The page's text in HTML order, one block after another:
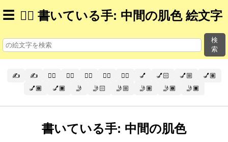
☰ ✍🏽 書いている手: 中間の肌色 絵文字
検
索
✍️ ✍ ✍🏻 ✍🏼 ✍🏽 ✍🏾 ✍🏿 💅 💅🏻 💅🏼
💅🏽
💅🏾
💅🏿 🤳 🤳🏻 🤳🏼 🤳🏽 🤳🏾 🤳🏿
書いている手: 中間の肌色